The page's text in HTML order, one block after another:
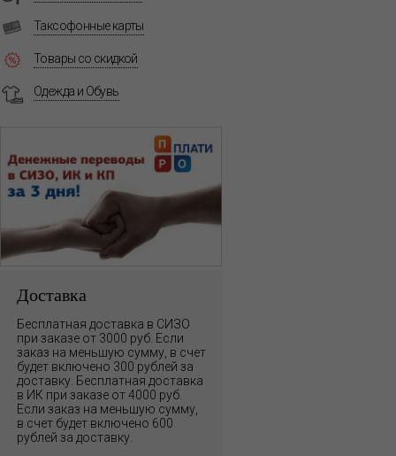
Таксофонные карты
Товары со скидкой
Одежда и Обувь
Доставка
Бесплатная доставка в СИЗО
при заказе от 3000 руб. Если
заказ на меньшую сумму, в счет
будет включено 300 рублей за
доставку. Бесплатная доставка
в ИК при заказе от 4000 руб.
Если заказ на меньшую сумму,
в счет будет включено 600
рублей за доставку.